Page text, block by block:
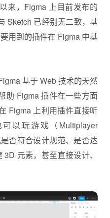
来，Figma 上目前发布的
Sketch 已经别无二致，基
用到的插件在 Figma 中基
基于 Web 技术的天然
助 Figma 插件在一些方面
Figma 上利用插件直接听
以玩游戏（Multiplayer
否符合设计规范、是否达
元素，甚至直接设计、